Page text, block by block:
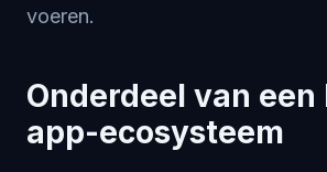
voeren.
Onderdeel van een
app-ecosysteem